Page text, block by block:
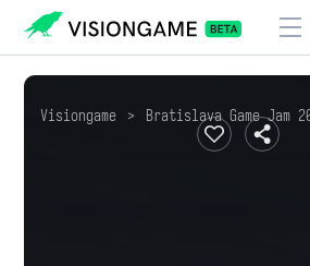
Visiongame > Bratislava Game Jam